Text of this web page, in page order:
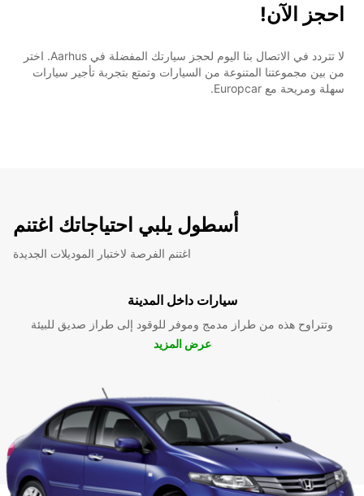
احجز الآن!
لا تتردد في الاتصال بنا اليوم لحجز سيارتك المفضلة في Aarhus. اختر
من بين مجموعتنا المتنوعة من السيارات وتمتع بتجربة تأجير سيارات
سهلة ومريحة مع Europcar.
أسطول يلبي احتياجاتك اغتنم
اغتنم الفرصة لاختبار الموديلات الجديدة
سيارات داخل المدينة
وتتراوح هذه من طراز مدمج وموفر للوقود إلى طراز صديق للبيئة
عرض المزيد